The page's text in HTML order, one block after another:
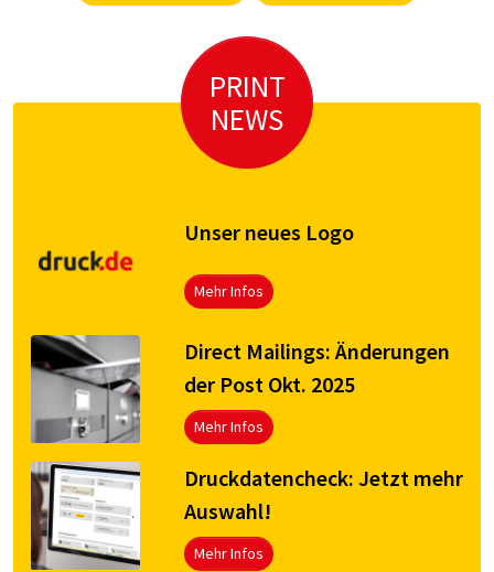
PRINT
NEWS
Unser neues Logo
Mehr Infos
Direct Mailings: Änderungen
der Post Okt. 2025
Mehr Infos
Druck­da­ten­check: Jetzt mehr
Aus­wahl!
Mehr Infos